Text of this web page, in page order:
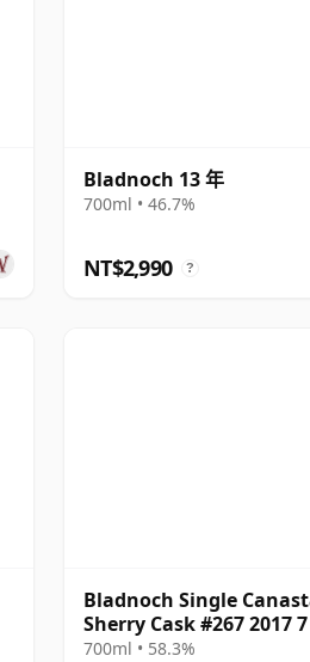
Bladnoch 13 年
700ml • 46.7%
NT$2,990 ?
Bladnoch Single
Sherry Cask #267 2017
700ml • 58.3%